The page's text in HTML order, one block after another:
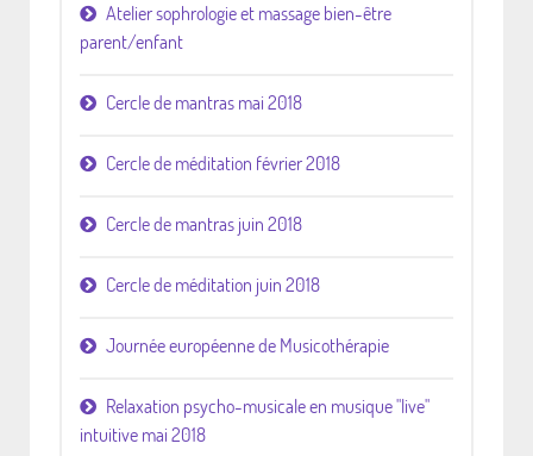
Atelier sophrologie et massage bien-être
parent/enfant
Cercle de mantras mai 2018
Cercle de méditation février 2018
Cercle de mantras juin 2018
Cercle de méditation juin 2018
Journée européenne de Musicothérapie
Relaxation psycho-musicale en musique "live"
intuitive mai 2018